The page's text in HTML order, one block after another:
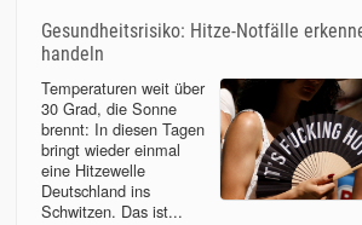
Gesundheitsrisiko: Hitze-Notfälle
handeln
Temperaturen weit über
30 Grad, die Sonne
brennt: In diesen Tagen
bringt wieder einmal
eine Hitzewelle
Deutschland ins
Schwitzen. Das ist...